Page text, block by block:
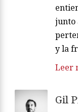
junto
y la
Leer
Gil